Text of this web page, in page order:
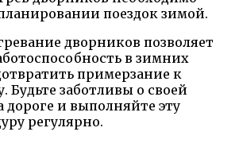
поездок зимой.
дворников позволяет
в зимних
примерзание к
Будьте заботливы о своей
дороге и выполняйте эту
регулярно.